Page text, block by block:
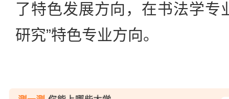
了特色发展方向，在书法学专
研究”特色专业方向。